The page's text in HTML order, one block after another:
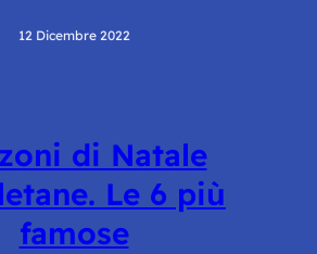
12 Dicembre 2022
di Natale
Le 6 più
famose